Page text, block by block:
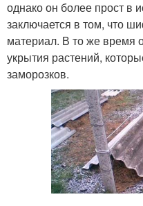
однако он более прост в
заключается в том, что
материал. В то же время
укрытия растений,
заморозков.